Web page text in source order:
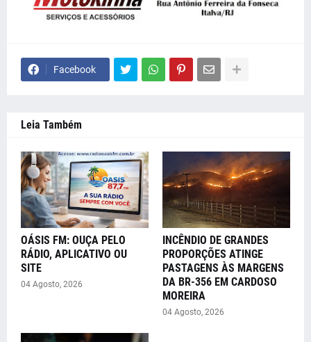
Facebook
Leia Também
OÁSIS FM: OUÇA PELO
RÁDIO, APLICATIVO OU
SITE
04 Agosto, 2026
INCÊNDIO DE GRANDES
PROPORÇÕES ATINGE
PASTAGENS ÀS MARGENS
DA BR-356 EM CARDOSO
MOREIRA
04 Agosto, 2026